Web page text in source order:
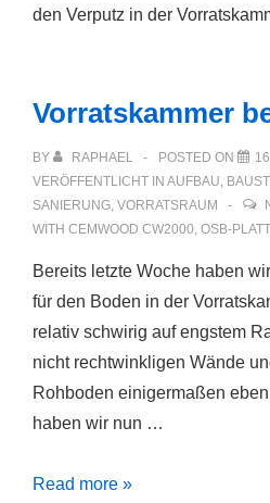
den Verputz in der
Vorratskammer
BY RAPHAEL POSTED ON
VERÖFFENTLICHT IN AUFBAU,
SANIERUNG, VORRATSRAUM
WITH CEMWOOD CW2000, OSB-
Bereits letzte Woche haben
für den Boden in der
relativ schwirig auf engstem
nicht rechtwinkligen Wände
Rohboden einigermaßen
haben wir nun …
Vorratskammer
Read more »